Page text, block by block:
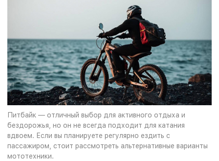
Питбайк — отличный выбор для активного отдыха и
бездорожья, но он не всегда подходит для катания
вдвоем. Если вы планируете регулярно ездить с
пассажиром, стоит рассмотреть альтернативные варианты
мототехники.